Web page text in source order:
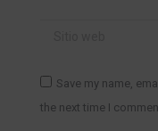
Save my name,
the next time I